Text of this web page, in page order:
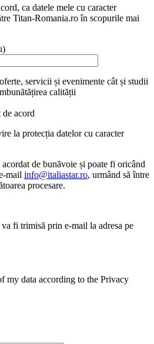
ca datele mele cu caracter
Titan-Romania.ro în scopurile mai
servicii și evenimente cât și studii
calității
acord
la protecția datelor cu caracter
de bunăvoie și poate fi oricând
mail info@italiastar.ro, urmând să între
procesare.
fi trimisă prin e-mail la adresa pe
my data according to the Privacy